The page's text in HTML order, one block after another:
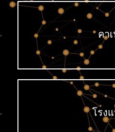
คา
โรง